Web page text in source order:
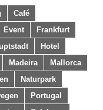
Café
Event
Frankfurt
Hotel
Madeira
Mallorca
Naturpark
Portugal